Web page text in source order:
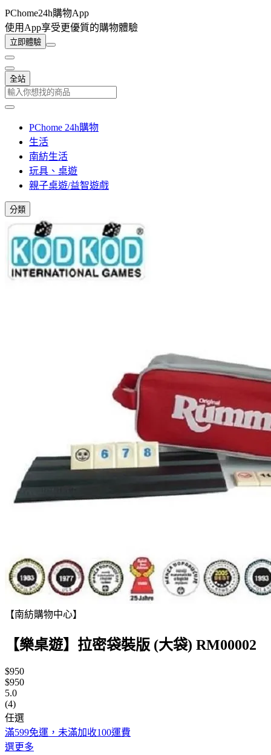
PChome24h購物App
使用App享受更優質的購物體驗
立即體驗
全站
PChome 24h購物
生活
南紡生活
玩具、桌遊
親子桌遊/益智遊戲
分類
【南紡購物中心】
【樂桌遊】拉密袋裝版 (大袋) RM00002
$950
$950
5.0
(4)
任選
滿599免運，未滿加收100運費
選更多